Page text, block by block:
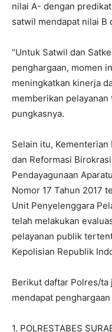
nilai A- dengan
satwil mendapat nilai B
“Untuk Satwil dan
penghargaan, momen
meningkatkan kinerja
memberikan pelayanan
pungkasnya.
Selain itu, Kementerian
dan Reformasi
Pendayagunaan
Nomor 17 Tahun 2017
Unit Penyelenggara
telah melakukan
pelayanan publik
Kepolisian Republik
Berikut daftar Polres/ta
mendapat
1. POLRESTABES